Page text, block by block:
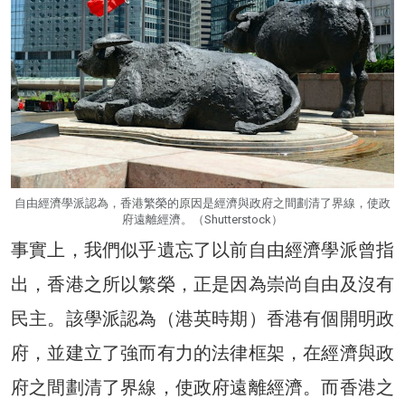
自由經濟學派認為，香港繁榮的原因是經濟與政府之間劃清了界線，使政
府遠離經濟。（Shutterstock）
事實上，我們似乎遺忘了以前自由經濟學派曾指
出，香港之所以繁榮，正是因為崇尚自由及沒有
民主。該學派認為（港英時期）香港有個開明政
府，並建立了強而有力的法律框架，在經濟與政
府之間劃清了界線，使政府遠離經濟。而香港之